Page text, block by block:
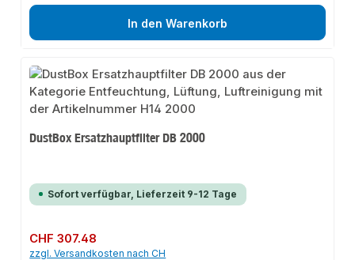
In den Warenkorb
DustBox Ersatzhauptfilter DB 2000
Sofort verfügbar, Lieferzeit 9-12 Tage
Regulärer Preis:
CHF 307.48
zzgl. Versandkosten nach CH